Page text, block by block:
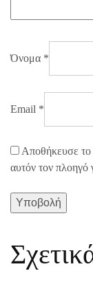
Όνομα *
Email *
Αποθήκευσε το
αυτόν τον